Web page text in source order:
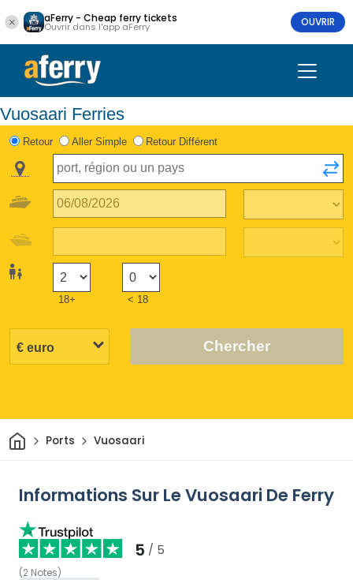
aFerry - Cheap ferry tickets
Ouvrir dans l'app aFerry OUVRIR
Vuosaari Ferries
Retour Aller Simple Retour Différent
18+ < 18
Chercher
Maison
Ports Vuosaari
Informations Sur Le Vuosaari De Ferry
5 / 5
(2 Notes)